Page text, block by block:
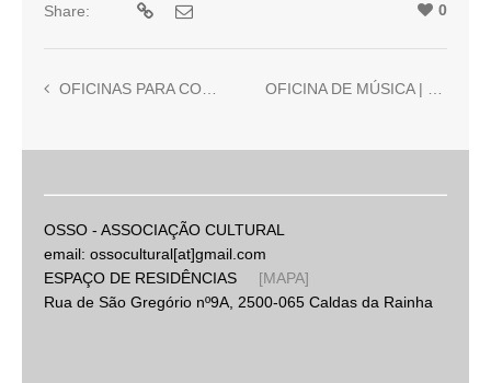
Share: 0
OFICINAS PARA COMUNIDADES ARTÍSTICAS OFICINA DE MÚSICA | 2019 | Ori. Ricardo Jacinto
OSSO - ASSOCIAÇÃO CULTURAL
email: ossocultural[at]gmail.com
ESPAÇO DE RESIDÊNCIAS [MAPA]
Rua de São Gregório nº9A, 2500-065 Caldas da Rainha